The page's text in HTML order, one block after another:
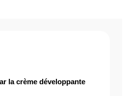
la crème développante